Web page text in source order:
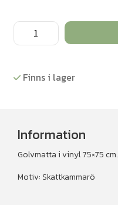
Blue-
Bot/Bee-
matta
Finns i lager
Information
Golvmatta i vinyl 75×75 cm.
Motiv: Skattkammarö